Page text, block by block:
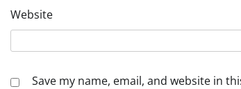
Website
Save my name, email, and website in